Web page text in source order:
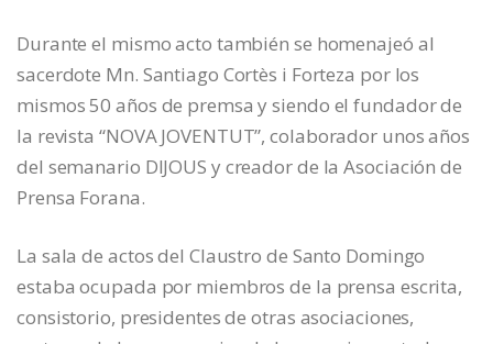
Durante el mismo acto también se homenajeó al
sacerdote Mn. Santiago Cortès i Forteza por los
mismos 50 años de premsa y siendo el fundador de
la revista “NOVA JOVENTUT”, colaborador unos años
del semanario DIJOUS y creador de la Asociación de
Prensa Forana.
La sala de actos del Claustro de Santo Domingo
estaba ocupada por miembros de la prensa escrita,
consistorio, presidentes de otras asociaciones,